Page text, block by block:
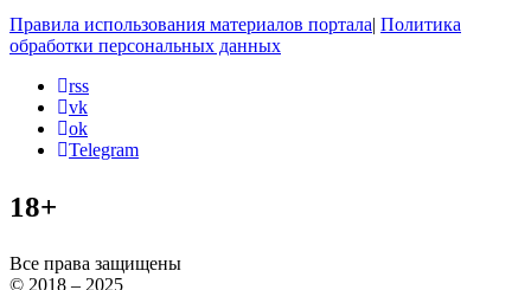
Правила использования материалов портала| Политика
обработки персональных данных
rss
vk
ok
Telegram
18+
Все права защищены
© 2018 – 2025